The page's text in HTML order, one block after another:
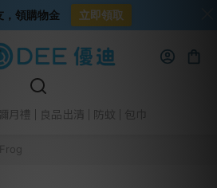
月禮 良品出清 防蚊 包巾
，領購物金 立即領取